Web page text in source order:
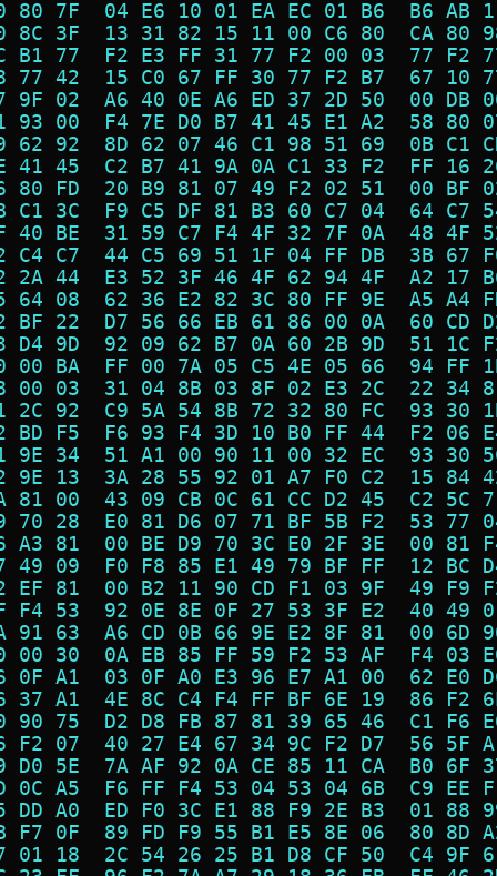
80 7F  04 E6 10 01 EA EC 01 B6  B6
8C 3F  13 31 82 15 11 00 C6 80  CA
B1 77  F2 E3 FF 31 77 F2 00 03  77
77 42  15 C0 67 FF 30 77 F2 B7  67
9F 02  A6 40 0E A6 ED 37 2D 50  00
93 00  F4 7E D0 B7 41 45 E1 A2  58
62 92  8D 62 07 46 C1 98 51 69  0B
41 45  C2 B7 41 9A 0A C1 33 F2  FF
80 FD  20 B9 81 07 49 F2 02 51  00
C1 3C  F9 C5 DF 81 B3 60 C7 04  64
40 BE  31 59 C7 F4 4F 32 7F 0A  48
C4 C7  44 C5 69 51 1F 04 FF DB  3B
2A 44  E3 52 3F 46 4F 62 94 4F  A2
64 08  62 36 E2 82 3C 80 FF 9E  A5
BF 22  D7 56 66 EB 61 86 00 0A  60
D4 9D  92 09 62 B7 0A 60 2B 9D  51
00 BA  FF 00 7A 05 C5 4E 05 66  94
00 03  31 04 8B 03 8F 02 E3 2C  22
2C 92  C9 5A 54 8B 72 32 80 FC  93
BD F5  F6 93 F4 3D 10 B0 FF 44  F2
9E 34  51 A1 00 90 11 00 32 EC  93
9E 13  3A 28 55 92 01 A7 F0 C2  15
81 00  43 09 CB 0C 61 CC D2 45  C2
70 28  E0 81 D6 07 71 BF 5B F2  53
A3 81  00 BE D9 70 3C E0 2F 3E  00
49 09  F0 F8 85 E1 49 79 BF FF  12
EF 81  00 B2 11 90 CD F1 03 9F  49
F4 53  92 0E 8E 0F 27 53 3F E2  40
91 63  A6 CD 0B 66 9E E2 8F 81  00
00 30  0A EB 85 FF 59 F2 53 AF  F4
0F A1  03 0F A0 E3 96 E7 A1 00  62
37 A1  4E 8C C4 F4 FF BF 6E 19  86
90 75  D2 D8 FB 87 81 39 65 46  C1
F2 07  40 27 E4 67 34 9C F2 D7  56
D0 5E  7A AF 92 0A CE 85 11 CA  B0
0C A5  F6 FF F4 53 04 53 04 6B  C9
DD A0  ED F0 3C E1 88 F9 2E B3  01
F7 0F  89 FD F9 55 B1 E5 8E 06  80
01 18  2C 54 26 25 B1 D8 CF 50  C4